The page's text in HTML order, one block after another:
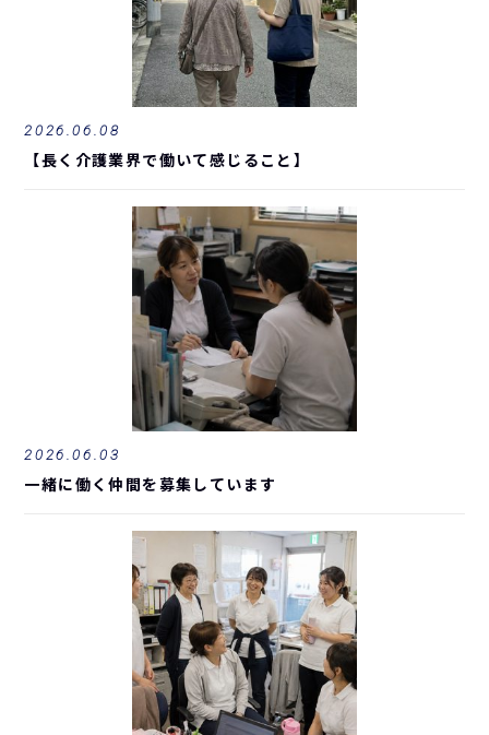
2026.06.08
【長く介護業界で働いて感じること】
2026.06.03
一緒に働く仲間を募集しています